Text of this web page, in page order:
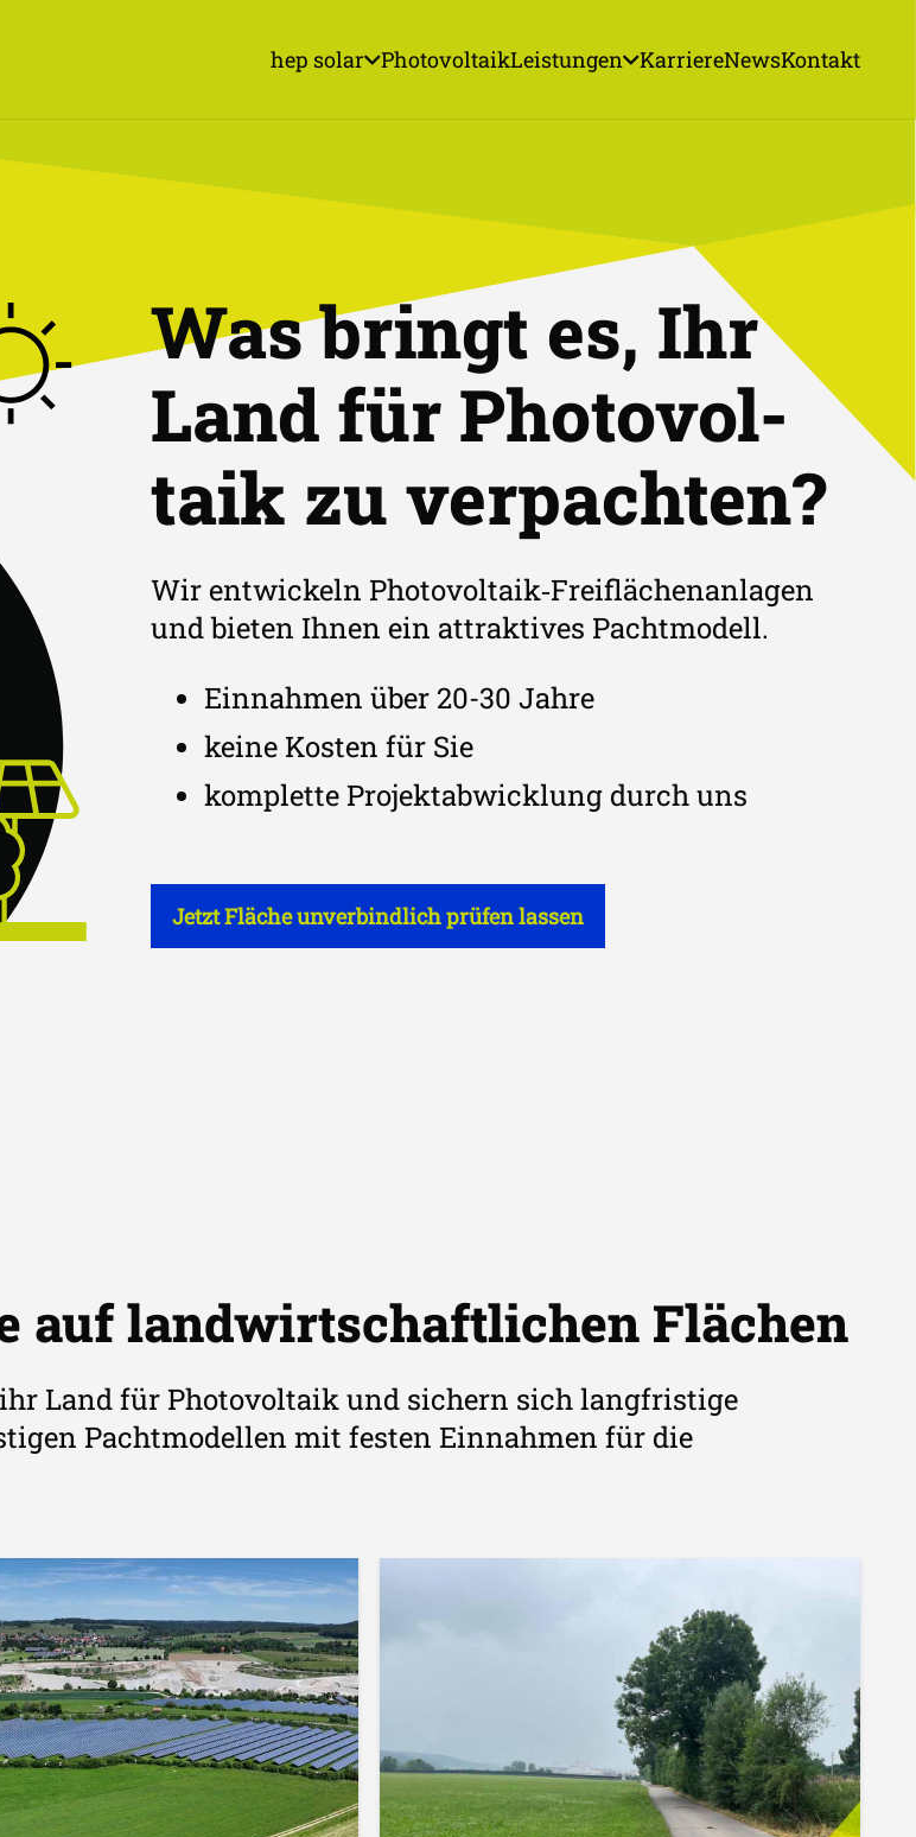
hep solar PhotovoltaikLeistungen KarriereNewsKontakt
Was bringt es, Ihr
Land für Photo­vol­
taik zu ver­pachten?
Wir entwickeln Photovoltaik‑Freiflächenanlagen
und bieten Ihnen ein attraktives Pachtmodell.
Einnahmen über 20-30 Jahre
keine Kosten für Sie
komplette Projektabwicklung durch uns
Jetzt Fläche unverbindlich prüfen lassen
auf landwirtschaftlichen Flächen
Land für Photovoltaik und sichern sich langfristige
Pachtmodellen mit festen Einnahmen für die